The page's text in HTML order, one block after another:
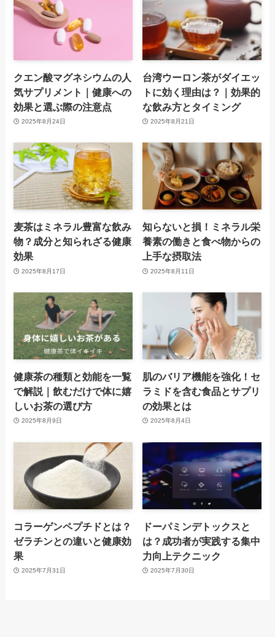
クエン酸マグネシウムの人
気サプリメント｜健康への
効果と選ぶ際の注意点
2025年8月24日
台湾ウーロン茶がダイエッ
トに効く理由は？｜効果的
な飲み方とタイミング
2025年8月21日
麦茶はミネラル豊富な飲み
物？成分と知られざる健康
効果
2025年8月17日
知らないと損！ミネラル栄
養素の働きと食べ物からの
上手な摂取法
2025年8月11日
健康茶の種類と効能を一覧
で解説｜飲むだけで体に嬉
しいお茶の選び方
2025年8月9日
肌のバリア機能を強化！セ
ラミドを含む食品とサプリ
の効果とは
2025年8月4日
コラーゲンペプチドとは？
ゼラチンとの違いと健康効
果
2025年7月31日
ドーパミンデトックスと
は？成功者が実践する集中
力向上テクニック
2025年7月30日